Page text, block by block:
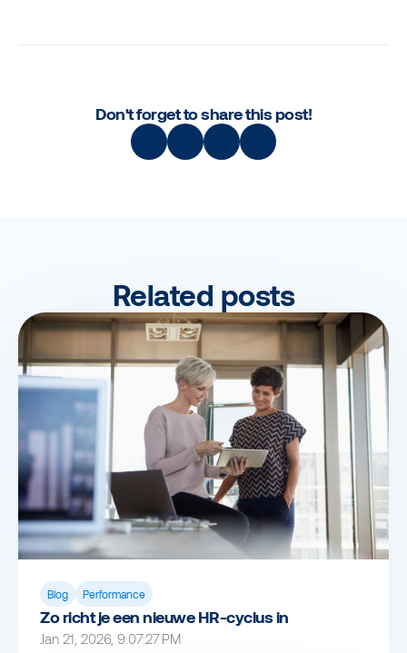
Don't forget to share this post!
Related posts
Blog Performance
Zo richt je een nieuwe HR-cyclus in
Jan 21, 2026, 9:07:27 PM